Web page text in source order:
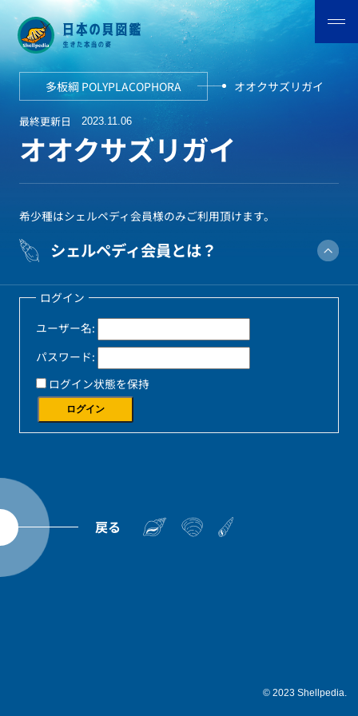
多板綱 POLYPLACOPHORA オオクサズリガイ
最終更新日 2023.11.06
オオクサズリガイ
希少種はシェルペディ会員様のみご利用頂けます。
シェルペディ会員とは？
ログイン
ユーザー名:
パスワード:
ログイン状態を保持
ログイン
© 2023 Shellpedia.
戻る